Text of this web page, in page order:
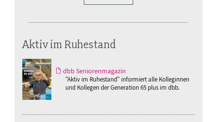
Aktiv im Ruhestand
dbb Seniorenmagazin
"Aktiv im Ruhestand" informiert alle Kolleginnen
und Kollegen der Generation 65 plus im dbb.